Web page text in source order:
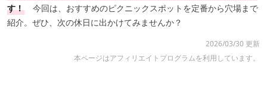
す！ 今回は、おすすめのピクニックスポットを定番から穴場まで
紹介。ぜひ、次の休日に出かけてみませんか？
2026/03/30 更新
本ページはアフィリエイトプログラムを利用しています。